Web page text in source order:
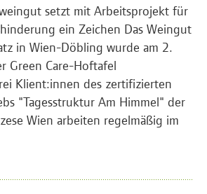
setzt mit Arbeitsprojekt für
ein Zeichen Das Weingut
in Wien-Döbling wurde am 2.
Green Care-Hoftafel
Klient:innen des zertifizierten
"Tagesstruktur Am Himmel" der
Wien arbeiten regelmäßig im